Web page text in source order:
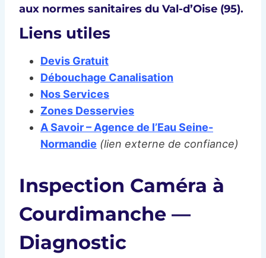
aux normes sanitaires du Val-d’Oise (95).
Liens utiles
Devis Gratuit
Débouchage Canalisation
Nos Services
Zones Desservies
A Savoir – Agence de l’Eau Seine-
Normandie (lien externe de confiance)
Inspection Caméra à
Courdimanche —
Diagnostic